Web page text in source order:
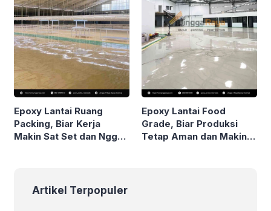
Epoxy Lantai Ruang
Packing, Biar Kerja
Makin Sat Set dan Nggak
Epoxy Lantai Food
Grade, Biar Produksi
Tetap Aman dan Makin
Artikel Terpopuler